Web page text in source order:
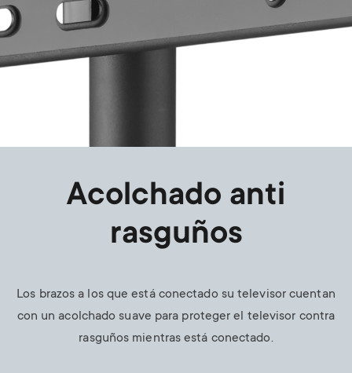
Acolchado anti
rasguños
Los brazos a los que está conectado su televisor cuentan
con un acolchado suave para proteger el televisor contra
rasguños mientras está conectado.